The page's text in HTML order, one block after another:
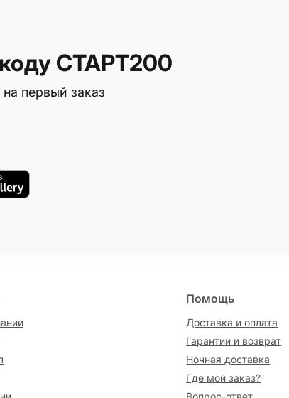
СТАРТ200
первый заказ
Помощь
Доставка и оплата
Гарантии и возврат
Ночная доставка
Где мой заказ?